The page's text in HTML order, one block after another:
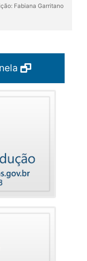
Fabiana Garritano